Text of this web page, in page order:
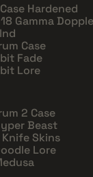
Hardened
Gamma
Case
Fade
Lore
2 Case
Beast
Skins
Lore